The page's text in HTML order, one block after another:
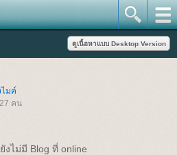
มค์
คน
งไม่มี Blog ที่ online